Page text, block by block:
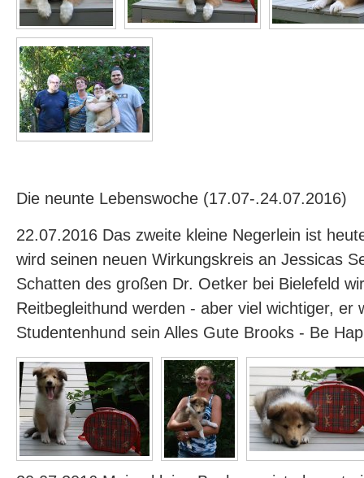
Die neunte Lebenswoche (17.07-.24.07.2016)
22.07.2016 Das zweite kleine Negerlein ist
wird seinen neuen Wirkungskreis an Jessicas
Schatten des großen Dr. Oetker bei Bielefeld
Reitbegleithund werden - aber viel wichtiger, er
Studentenhund sein Alles Gute Brooks - Be